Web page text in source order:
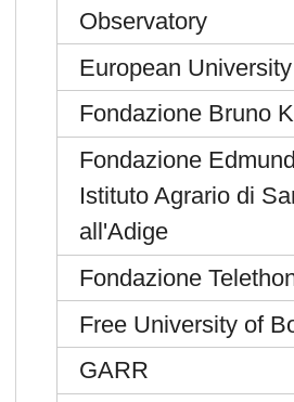
Observatory
European
Fondazione Bruno
Fondazione
Istituto Agrario di
all'Adige
Fondazione
Free University of
GARR